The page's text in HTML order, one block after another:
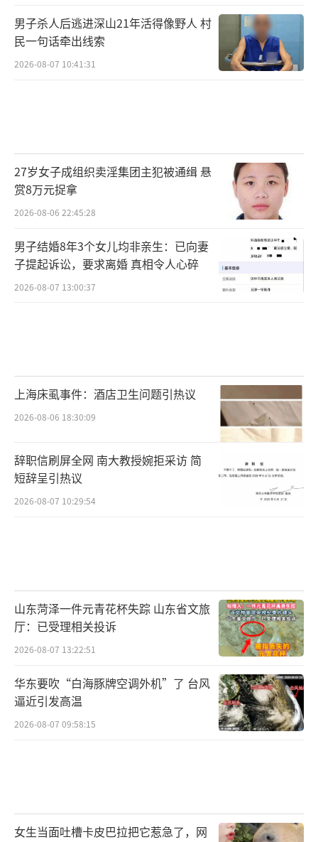
男子杀人后逃进深山21年活得像野人 村
民一句话牵出线索
2026-08-07 10:41:31
27岁女子成组织卖淫集团主犯被通缉 悬
赏8万元捉拿
2026-08-06 22:45:28
男子结婚8年3个女儿均非亲生：已向妻
子提起诉讼，要求离婚 真相令人心碎
2026-08-07 13:00:37
上海床虱事件：酒店卫生问题引热议
2026-08-06 18:30:09
辞职信刷屏全网 南大教授婉拒采访 简
短辞呈引热议
2026-08-07 10:29:54
山东菏泽一件元青花杯失踪 山东省文旅
厅：已受理相关投诉
2026-08-07 13:22:51
华东要吹“白海豚牌空调外机”了 台风
逼近引发高温
2026-08-07 09:58:15
女生当面吐槽卡皮巴拉把它惹急了，网